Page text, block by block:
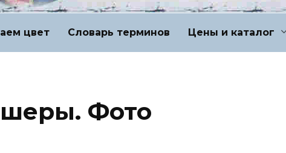
цвет Словарь терминов Цены и каталог
Фото